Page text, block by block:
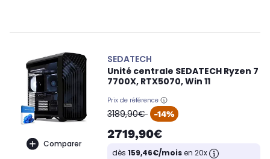
Comparer
SEDATECH
Unité centrale SEDATECH Ryzen 7
7700X, RTX5070, Win 11
Prix de référence
oldPrice
3189,90€ -14%
2719,90€
dès 159,46€/moisen 20x